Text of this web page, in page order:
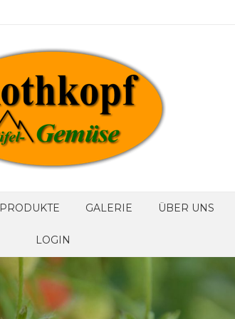
PRODUKTE GALERIE ÜBER UNS
LOGIN